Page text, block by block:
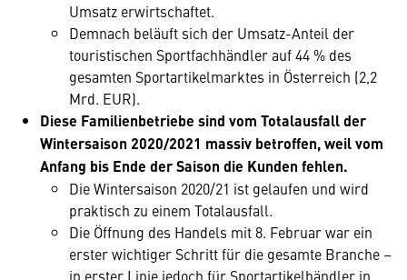
Umsatz erwirtschaftet.
Demnach beläuft sich der Umsatz-Anteil der
touristischen Sportfachhändler auf 44 % des
gesamten Sportartikelmarktes in Österreich (2,2
Mrd. EUR).
Diese Familienbetriebe sind vom Totalausfall der
Wintersaison 2020/2021 massiv betroffen, weil vom
Anfang bis Ende der Saison die Kunden fehlen.
Die Wintersaison 2020/21 ist gelaufen und wird
praktisch zu einem Totalausfall.
Die Öffnung des Handels mit 8. Februar war ein
erster wichtiger Schritt für die gesamte Branche –
in erster Linie jedoch für Sportartikelhändler in